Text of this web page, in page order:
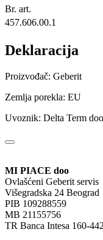
Br. art.
457.606.00.1
Deklaracija
Proizvođač: Geberit
Zemlja porekla: EU
Uvoznik: Delta Term
MI PIACE doo
Ovlašćeni Geberit servis
Višegradska 24 Beograd
PIB 109288559
MB 21155756
TR Banca Intesa 160-